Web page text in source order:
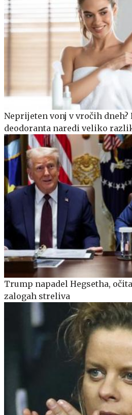
Neprijeten vonj v vročih dneh?
deodoranta naredi veliko
Trump napadel Hegsetha,
zalogah streliva